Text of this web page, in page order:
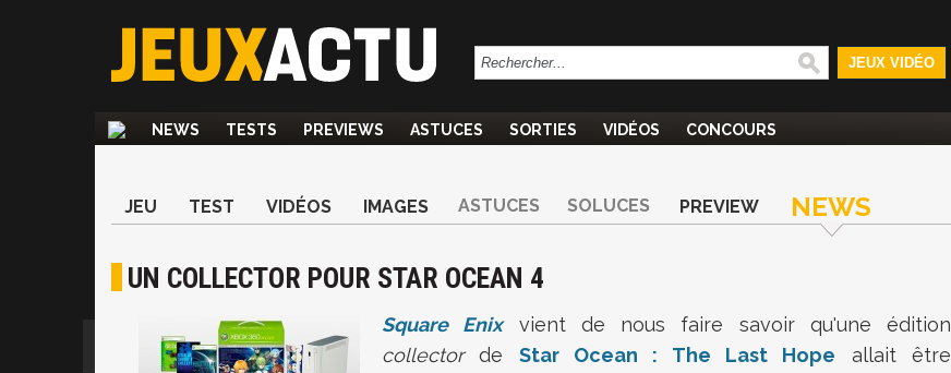
JEUX VIDÉO
NEWS TESTS PREVIEWS ASTUCES SORTIES VIDÉOS CONCOURS
JEU TEST VIDÉOS IMAGES ASTUCES SOLUCES PREVIEW NEWS
UN COLLECTOR POUR STAR OCEAN 4
Square Enixvient de nous faire savoir qu'une édition
collectorde Star Ocean : The Last Hope allait être